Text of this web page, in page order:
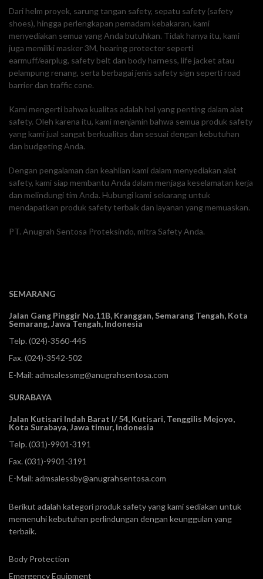
Dari helm proyek, sarung tangan safety, sepatu safety (safety
shoes), hingga perlengkapan pemadam kebakaran, kami
menyediakan semua yang Anda butuhkan. Tidak hanya itu, kami
juga memiliki masker 3M, hearing protector seperti
earmuff/earplug, safety belt dan body harness, life jacket atau
pelampung renang, serta berbagai jenis safety sign seperti road
barrier dan traffic cone.
Kami mengerti bahwa kualitas adalah hal yang penting dalam alat
safety. Oleh karena itu, kami menjamin bahwa semua produk safety
yang kami jual sangat berkualitas dan sesuai dengan kebutuhan
dan budgeting Anda.
Dengan pengalaman dan keahlian kami dalam menyediakan alat
safety, kami siap membantu Anda dalam menjaga keselamatan kerja
dan melindungi tim Anda. Hubungi kami sekarang untuk
mendapatkan produk safety terbaik dan layanan yang memuaskan.
PT. Anugrah Sentosa Proteksindo, mitra Safety Anda.
SEMARANG
Jalan Gang Pinggir No.11B, Kranggan,Semarang Tengah, Kota
Semarang, Jawa Tengah, Indonesia
Telp.(024)-3560-445
Fax. (024)-3542-502
E-Mail: admsalessmg@anugrahsentosa.com
SURABAYA
Jalan Kutisari Indah Barat I/ 54, Kutisari, Tenggilis Mejoyo,
Kota Surabaya, Jawa timur, Indonesia
Telp.(031)-9901-3191
Fax. (031)-9901-3191
E-Mail: admsalessby@anugrahsentosa.com
Berikut adalah kategori produk safety yang kami sediakan untuk
memenuhi kebutuhan perlindungan dengan keunggulan yang
terbaik.
Body Protection
Emergency Equipment